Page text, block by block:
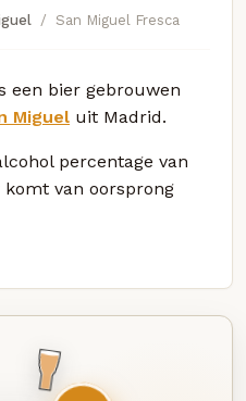
San Miguel Fresca
een bier gebrouwen
Miguel uit Madrid.
percentage van
komt van oorsprong